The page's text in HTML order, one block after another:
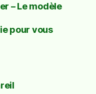
– Le modèle
pour vous